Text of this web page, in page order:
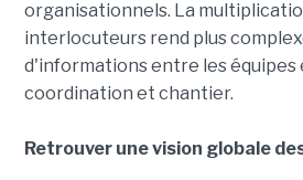
organisationnels. La
interlocuteurs rend plus
d'informations entre les équipes
coordination et chantier.
Retrouver une vision globale